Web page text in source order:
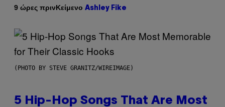
9 ώρες πρινΚείμενο Ashley Fike
(PHOTO BY STEVE GRANITZ/WIREIMAGE)
5 Hip-Hop Songs That Are Most